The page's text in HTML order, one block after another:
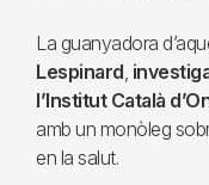
La guanyadora
Lespinard,
l’Institut Català
amb un monòleg
en la salut.